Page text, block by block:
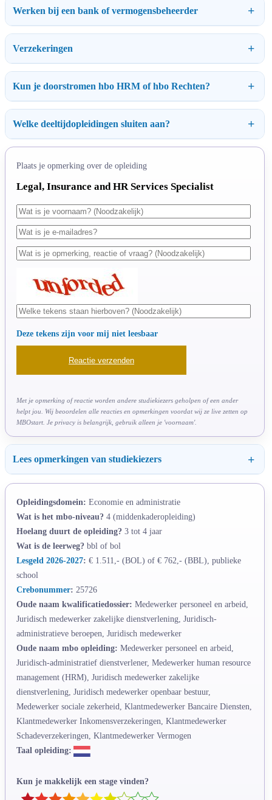
Werken bij een bank of vermogensbeheerder
Verzekeringen
Kun je doorstromen hbo HRM of hbo Rechten?
Welke deeltijdopleidingen sluiten aan?
Plaats je opmerking over de opleiding
Legal, Insurance and HR Services Specialist
Deze tekens zijn voor mij niet leesbaar
Met je opmerking of reactie worden andere studiekiezers geholpen of een ander
helpt jou. Wij beoordelen alle reacties en opmerkingen voordat wij ze live zetten op
MBOstart. Je privacy is belangrijk, gebruik alleen je 'voornaam'.
Lees opmerkingen van studiekiezers
Opleidingsdomein: Economie en administratie
Wat is het mbo-niveau? 4 (middenkaderopleiding)
Hoelang duurt de opleiding? 3 tot 4 jaar
Wat is de leerweg? bbl of bol
Lesgeld 2026-2027: € 1.511,- (BOL) of € 762,- (BBL), publieke
school
Crebonummer: 25726
Oude naam kwalificatiedossier: Medewerker personeel en arbeid,
Juridisch medewerker zakelijke dienstverlening, Juridisch-
administratieve beroepen, Juridisch medewerker
Oude naam mbo opleiding: Medewerker personeel en arbeid,
Juridisch-administratief dienstverlener, Medewerker human resource
management (HRM), Juridisch medewerker zakelijke
dienstverlening, Juridisch medewerker openbaar bestuur,
Medewerker sociale zekerheid, Klantmedewerker Bancaire Diensten,
Klantmedewerker Inkomensverzekeringen, Klantmedewerker
Schadeverzekeringen, Klantmedewerker Vermogen
Taal opleiding:
Kun je makkelijk een stage vinden?